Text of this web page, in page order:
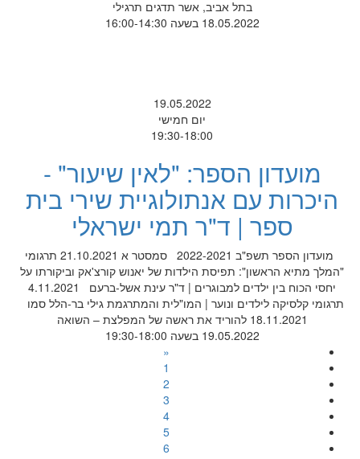
בתל אביב, אשר תדגים תרגילי
18.05.2022 בשעה 16:00-14:30
19.05.2022
יום חמישי
19:30-18:00
מועדון הספר: "לאין שיעור" -
היכרות עם אנתולוגיית שירי בית
ספר | ד"ר תמי ישראלי
מועדון הספר תשפ"ב 2022-2021 סמסטר א 21.10.2021 תרגומי
"המלך מתיא הראשון": תפיסת הילדות של יאנוש קורצ'אק וביקורתו על
יחסי הכוח בין ילדים למבוגרים | ד"ר עינת אשל-ברעם 4.11.2021
תרגומי קלסיקה לילדים ונוער | המו"לית והמתרגמת גילי בר-הלל סמו
18.11.2021 להוריד את ראשה של המפלצת – השואה
19.05.2022 בשעה 19:30-18:00
«
1
2
3
4
5
6